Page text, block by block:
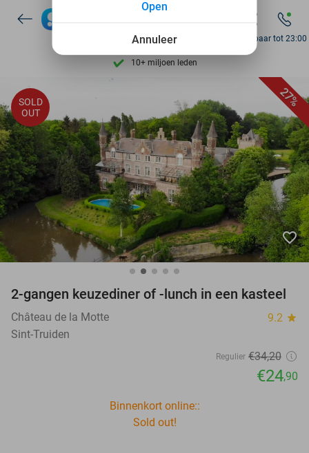
Ontdek 15.000+ deals
7 dagen per week beschikbaar
10+ miljoen leden
206.043 reviews
Ontdek 15.000+ deals
7 dagen per week beschikbaar
10+ miljoen leden
Bereikbaar tot 23:00
27%
SOLD
OUT
favorite_border
2-gangen keuzediner of -lunch in een kasteel
Château de la Motte 9.2 star
Sint-Truiden
Regulier €34,20
€24,90
Binnenkort online::
Sold out!
Annuleer
Open